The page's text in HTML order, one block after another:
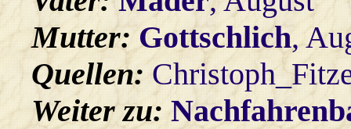
Mutter: Gottschlich,
Quellen:
Weiter zu: